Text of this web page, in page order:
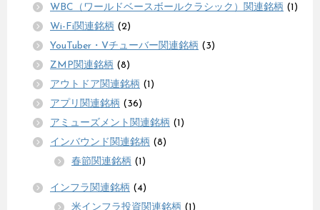
WBC（ワールドベースボールクラシック）関連銘柄 (1)
Wi-Fi関連銘柄 (2)
YouTuber・Vチューバー関連銘柄 (3)
ZMP関連銘柄 (8)
アウトドア関連銘柄 (1)
アプリ関連銘柄 (36)
アミューズメント関連銘柄 (1)
インバウンド関連銘柄 (8)
春節関連銘柄 (1)
インフラ関連銘柄 (4)
米インフラ投資関連銘柄 (1)